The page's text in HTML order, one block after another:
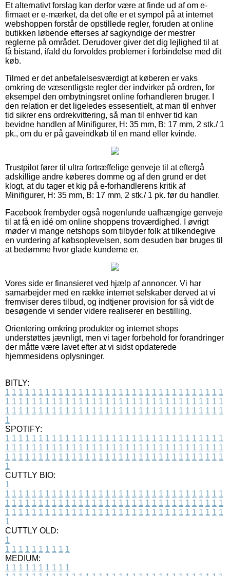
Et alternativt forslag kan derfor være at finde ud af om e-
firmaet er e-mærket, da det ofte er et sympol på at internet
webshoppen forstår de opstillede regler, foruden at online
butikken løbende efterses af sagkyndige der mestrer
reglerne på området. Derudover giver det dig lejlighed til at
få bistand, ifald du forvoldes problemer i forbindelse med dit
køb.
Tilmed er det anbefalelsesværdigt at køberen er vaks
omkring de væsentligste regler der indvirker på ordren, for
eksempel den ombytningsret online forhandleren bruger. I
den relation er det ligeledes essesentielt, at man til enhver
tid sikrer ens ordrekvittering, så man til enhver tid kan
bevidne handlen af Minifigurer, H: 35 mm, B: 17 mm, 2 stk./ 1
pk., om du er på gaveindkøb til en mand eller kvinde.
Trustpilot fører til ultra fortræffelige genveje til at eftergå
adskillige andre køberes domme og af den grund er det
klogt, at du tager et kig på e-forhandlerens kritik af
Minifigurer, H: 35 mm, B: 17 mm, 2 stk./ 1 pk. før du handler.
Facebook frembyder også nogenlunde uafhængige genveje
til at få en idé om online shoppens troværdighed. I øvrigt
møder vi mange netshops som tilbyder folk at tilkendegive
en vurdering af købsoplevelsen, som desuden bør bruges til
at bedømme hvor glade kunderne er.
Vores side er finansieret ved hjælp af annoncer. Vi har
samarbejder med en række internet selskaber derved at vi
fremviser deres tilbud, og indtjener provision for så vidt de
besøgende vi sender videre realiserer en bestilling.
Orientering omkring produkter og internet shops
understøttes jævnligt, men vi tager forbehold for forandringer
der måtte være lavet efter at vi sidst opdaterede
hjemmesidens oplysninger.
BITLY:
1 1 1 1 1 1 1 1 1 1 1 1 1 1 1 1 1 1 1 1 1 1 1 1 1 1 1 1 1 1 1 1 1
1 1 1 1 1 1 1 1 1 1 1 1 1 1 1 1 1 1 1 1 1 1 1 1 1 1 1 1 1 1 1 1 1
1 1 1 1 1 1 1 1 1 1 1 1 1 1 1 1 1 1 1 1 1 1 1 1 1 1 1 1 1 1 1 1 1
1
SPOTIFY:
1 1 1 1 1 1 1 1 1 1 1 1 1 1 1 1 1 1 1 1 1 1 1 1 1 1 1 1 1 1 1 1 1
1 1 1 1 1 1 1 1 1 1 1 1 1 1 1 1 1 1 1 1 1 1 1 1 1 1 1 1 1 1 1 1 1
1 1 1 1 1 1 1 1 1 1 1 1 1 1 1 1 1 1 1 1 1 1 1 1 1 1 1 1 1 1 1 1 1
1
CUTTLY BIO:
1
1 1 1 1 1 1 1 1 1 1 1 1 1 1 1 1 1 1 1 1 1 1 1 1 1 1 1 1 1 1 1 1 1
1 1 1 1 1 1 1 1 1 1 1 1 1 1 1 1 1 1 1 1 1 1 1 1 1 1 1 1 1 1 1 1 1
1 1 1 1 1 1 1 1 1 1 1 1 1 1 1 1 1 1 1 1 1 1 1 1 1 1 1 1 1 1 1 1 1
1
CUTTLY OLD:
1
1 1 1 1 1 1 1 1 1 1
MEDIUM:
1 1 1 1 1 1 1 1 1 1